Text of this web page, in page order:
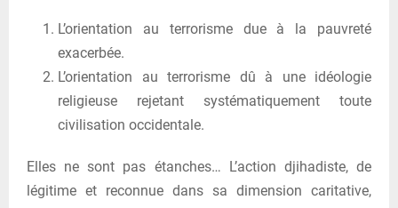
L’orientation au terrorisme due à la pauvreté
exacerbée.
L’orientation au terrorisme dû à une idéologie
religieuse rejetant systématiquement toute
civilisation occidentale.
Elles ne sont pas étanches… L’action djihadiste, de
légitime et reconnue dans sa dimension caritative,